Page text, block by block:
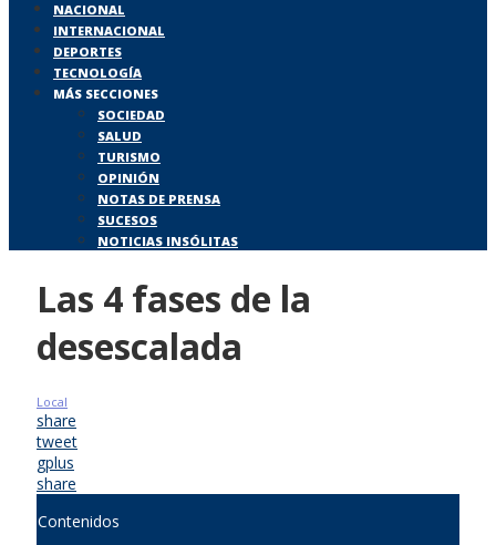
NACIONAL
INTERNACIONAL
DEPORTES
TECNOLOGÍA
MÁS SECCIONES
SOCIEDAD
SALUD
TURISMO
OPINIÓN
NOTAS DE PRENSA
SUCESOS
NOTICIAS INSÓLITAS
Las 4 fases de la
desescalada
Local
share
tweet
gplus
share
Contenidos